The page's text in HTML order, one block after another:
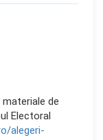
de
Electoral
alegeri-